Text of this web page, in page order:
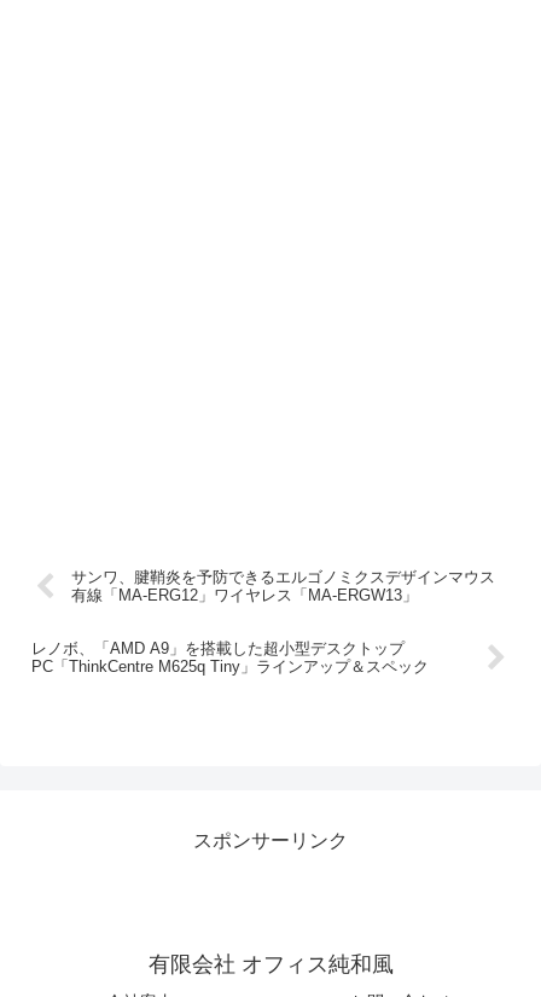
サンワ、腱鞘炎を予防できるエルゴノミクスデザインマウス
有線「MA-ERG12」ワイヤレス「MA-ERGW13」
レノボ、「AMD A9」を搭載した超小型デスクトップ
PC「ThinkCentre M625q Tiny」ラインアップ＆スペック
スポンサーリンク
有限会社 オフィス純和風